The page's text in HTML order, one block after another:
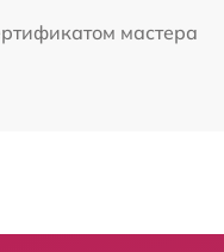
мастера